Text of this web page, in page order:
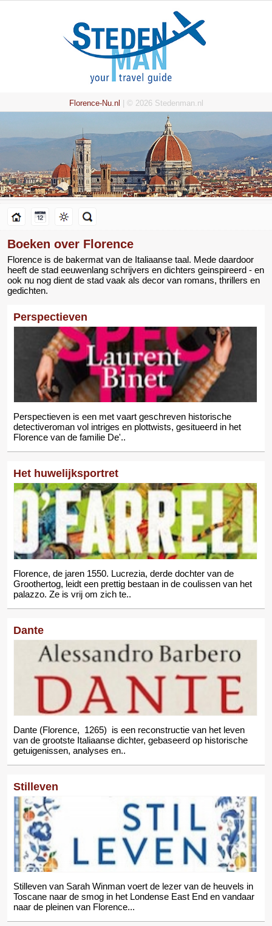
Florence-Nu.nl | © 2026 Stedenman.nl
Boeken over Florence
Florence is de bakermat van de Italiaanse taal. Mede daardoor
heeft de stad eeuwenlang schrijvers en dichters geinspireerd - en
ook nu nog dient de stad vaak als decor van romans, thrillers en
gedichten.
Perspectieven
Perspectieven is een met vaart geschreven historische
detectiveroman vol intriges en plottwists, gesitueerd in het
Florence van de familie De'..
Het huwelijksportret
Florence, de jaren 1550. Lucrezia, derde dochter van de
Groothertog, leidt een prettig bestaan in de coulissen van het
palazzo. Ze is vrij om zich te..
Dante
Dante (Florence, 1265) is een reconstructie van het leven
van de grootste Italiaanse dichter, gebaseerd op historische
getuigenissen, analyses en..
Stilleven
Stilleven van Sarah Winman voert de lezer van de heuvels in
Toscane naar de smog in het Londense East End en vandaar
naar de pleinen van Florence...